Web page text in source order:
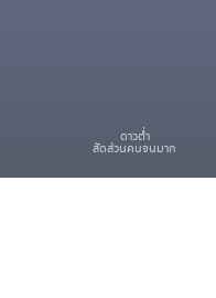
ดาวต่ำ
สัดส่วนคนจนมาก